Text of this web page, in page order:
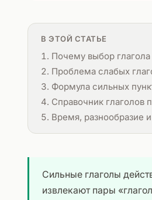
В ЭТОЙ СТАТЬЕ
Почему выбор
Проблема слабых
Формула сильных
Справочник глаголов
Время, разнообразие
Сильные глаголы
извлекают пары